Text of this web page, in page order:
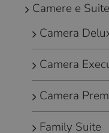
Camere e Suite
Camera
Camera
Camera
Family Suite